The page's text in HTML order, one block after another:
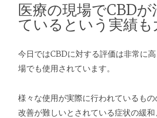
医療の現場でCBDが
ているという実績も
今日ではCBDに対する評価は非常に
場でも使用されています。
様々な使用が実際に行われているも
改善が難しいとされている症状の緩